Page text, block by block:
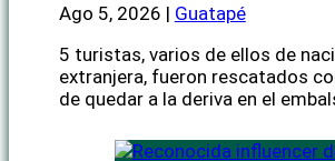
Ago 5, 2026 | Guatapé
5 turistas, varios de ellos de
extranjera, fueron rescatados
de quedar a la deriva en el